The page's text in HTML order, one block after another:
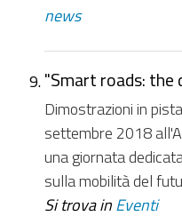
news
"Smart roads: the
Dimostrazioni in
settembre 2018
una giornata
sulla mobilità del
Si trova in Eventi